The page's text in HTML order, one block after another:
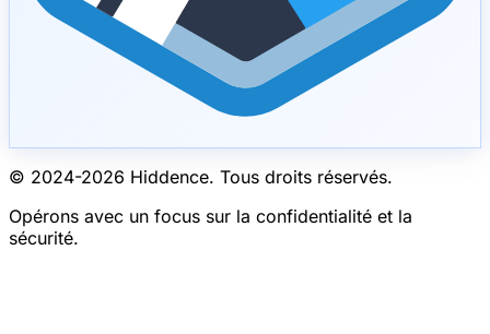
© 2024-2026 Hiddence. Tous droits réservés.
Opérons avec un focus sur la confidentialité et la
sécurité.